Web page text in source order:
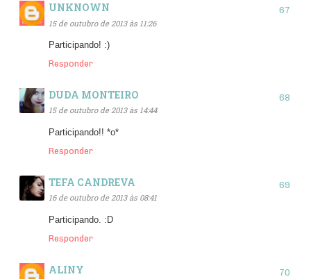
UNKNOWN
15 de outubro de 2013 às 11:26
Participando! :)
Responder
DUDA MONTEIRO
15 de outubro de 2013 às 14:44
Participando!! *o*
Responder
TEFA CANDREVA
16 de outubro de 2013 às 08:41
Participando. :D
Responder
ALINY